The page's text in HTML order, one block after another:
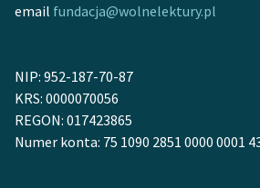
email fundacja@wolnelektury.pl
NIP: 952-187-70-87
KRS: 0000070056
REGON: 017423865
Numer konta: 75 1090 2851 0000 0001